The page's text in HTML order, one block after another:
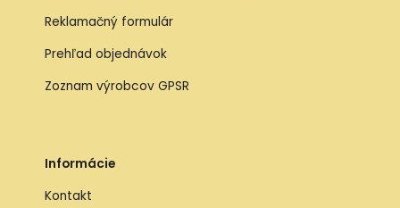
Reklamačný formulár
Prehľad objednávok
Zoznam výrobcov GPSR
Informácie
Kontakt